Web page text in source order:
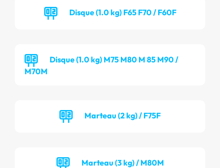
Disque (1.0 kg) F65 F70 / F60F
Disque (1.0 kg) M75 M80 M 85 M90 /
M70M
Marteau (2 kg) / F75F
Marteau (3 kg) / M80M